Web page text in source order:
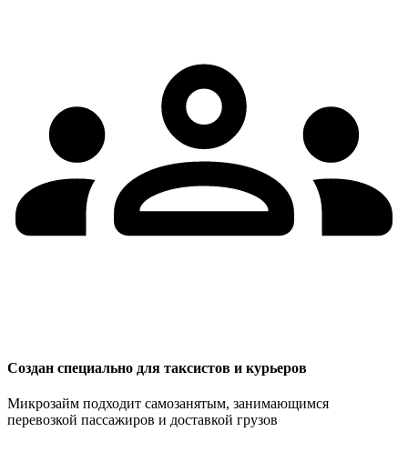
Создан специально для таксистов и курьеров
Микрозайм подходит самозанятым, занимающимся
перевозкой пассажиров и доставкой грузов